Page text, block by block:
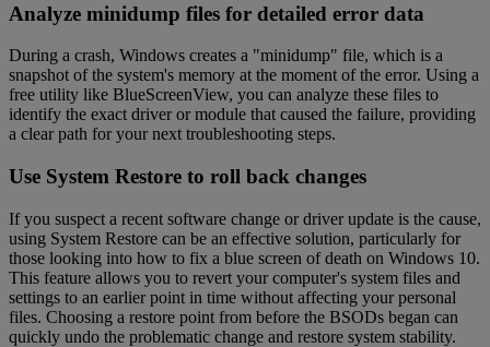
Analyze minidump files for detailed error data
During a crash, Windows creates a "minidump" file, which is a
snapshot of the system's memory at the moment of the error. Using a
free utility like BlueScreenView, you can analyze these files to
identify the exact driver or module that caused the failure, providing
a clear path for your next troubleshooting steps.
Use System Restore to roll back changes
If you suspect a recent software change or driver update is the cause,
using System Restore can be an effective solution, particularly for
those looking into how to fix a blue screen of death on Windows 10.
This feature allows you to revert your computer's system files and
settings to an earlier point in time without affecting your personal
files. Choosing a restore point from before the BSODs began can
quickly undo the problematic change and restore system stability.